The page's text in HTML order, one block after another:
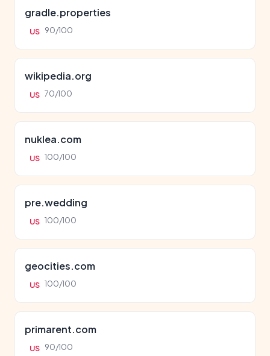
gradle.properties
US 90/100
wikipedia.org
US 70/100
nuklea.com
US 100/100
pre.wedding
US 100/100
geocities.com
US 100/100
primarent.com
US 90/100